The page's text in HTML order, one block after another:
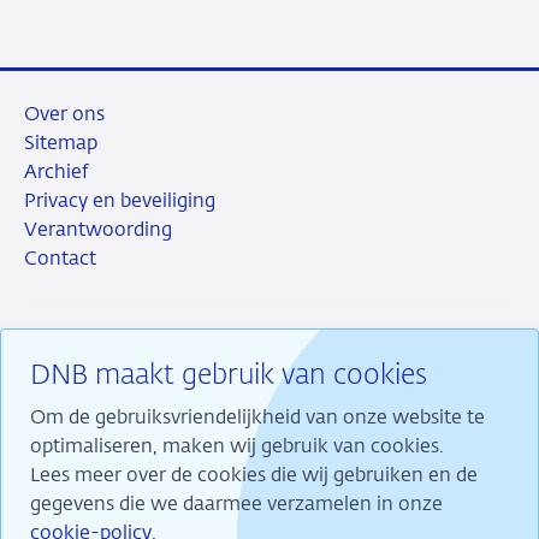
DNB maakt gebruik van cookies
Om de gebruiksvriendelijkheid van onze website te
optimaliseren, maken wij gebruik van cookies.
Lees meer over de cookies die wij gebruiken en de
gegevens die we daarmee verzamelen in onze
cookie-policy.
Over ons
Sitemap
Archief
Privacy en beveiliging
Verantwoording
Contact
RSS InstagramLinkedin
X
Wij maken ons sterk voor financiële stabiliteit en